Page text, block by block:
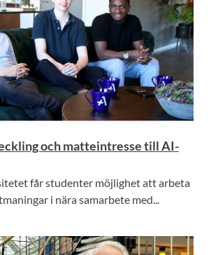
och matteintresse till AI-
får studenter möjlighet att arbeta
i nära samarbete med...